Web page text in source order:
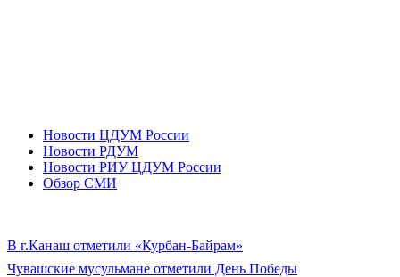
Новости ЦДУМ России
Новости РДУМ
Новости РИУ ЦДУМ России
Обзор СМИ
В г.Канаш отметили «Курбан-Байрам»
Чувашские мусульмане отметили День Победы